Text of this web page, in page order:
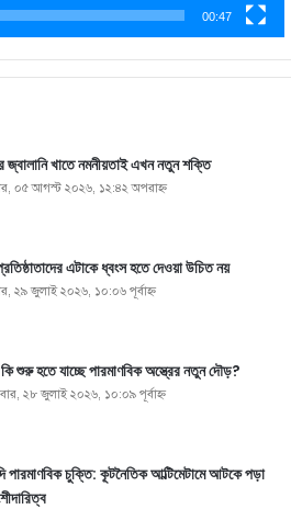
00:47
জ্বালানি খাতে নমনীয়তাই এখন নতুন শক্তি
০৫ আগস্ট ২০২৬, ১২:৪২ অপরাহ্ণ
এটাকে ধ্বংস হতে দেওয়া উচিত নয়
২৯ জুলাই ২০২৬, ১০:০৬ পূর্বাহ্ণ
শুরু হতে যাচ্ছে পারমাণবিক অস্ত্রের নতুন দৌড়?
২৮ জুলাই ২০২৬, ১০:০৯ পূর্বাহ্ণ
পারমাণবিক চুক্তি: কূটনৈতিক আল্টিমেটামে আটকে পড়া